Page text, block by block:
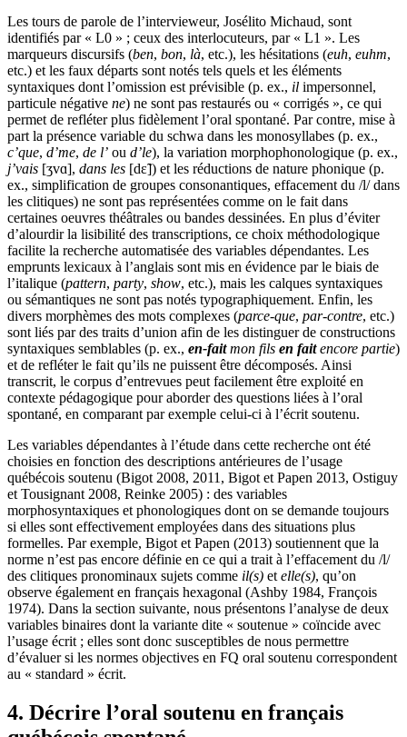
Les tours de parole de l’intervieweur, Josélito Michaud, sont
identifiés par « L0 » ; ceux des interlocuteurs, par « L1 ». Les
marqueurs discursifs (ben, bon, là, etc.), les hésitations (euh, euhm,
etc.) et les faux départs sont notés tels quels et les éléments
syntaxiques dont l’omission est prévisible (p. ex., il impersonnel,
particule négative ne) ne sont pas restaurés ou « corrigés », ce qui
permet de refléter plus fidèlement l’oral spontané. Par contre, mise à
part la présence variable du schwa dans les monosyllabes (p. ex.,
c’que, d’me, de l’ ou d’le), la variation morphophonologique (p. ex.,
j’vais [ʒvɑ], dans les [dɛ̃]) et les réductions de nature phonique (p.
ex., simplification de groupes consonantiques, effacement du /l/ dans
les clitiques) ne sont pas représentées comme on le fait dans
certaines oeuvres théâtrales ou bandes dessinées. En plus d’éviter
d’alourdir la lisibilité des transcriptions, ce choix méthodologique
facilite la recherche automatisée des variables dépendantes. Les
emprunts lexicaux à l’anglais sont mis en évidence par le biais de
l’italique (pattern, party, show, etc.), mais les calques syntaxiques
ou sémantiques ne sont pas notés typographiquement. Enfin, les
divers morphèmes des mots complexes (parce-que, par-contre, etc.)
sont liés par des traits d’union afin de les distinguer de constructions
syntaxiques semblables (p. ex., en-faitmon fils en faitencore partie)
et de refléter le fait qu’ils ne puissent être décomposés. Ainsi
transcrit, le corpus d’entrevues peut facilement être exploité en
contexte pédagogique pour aborder des questions liées à l’oral
spontané, en comparant par exemple celui-ci à l’écrit soutenu.
Les variables dépendantes à l’étude dans cette recherche ont été
choisies en fonction des descriptions antérieures de l’usage
québécois soutenu (Bigot 2008, 2011, Bigot et Papen 2013, Ostiguy
et Tousignant 2008, Reinke 2005) : des variables
morphosyntaxiques et phonologiques dont on se demande toujours
si elles sont effectivement employées dans des situations plus
formelles. Par exemple, Bigot et Papen (2013) soutiennent que la
norme n’est pas encore définie en ce qui a trait à l’effacement du /l/
des clitiques pronominaux sujets comme il(s) et elle(s), qu’on
observe également en français hexagonal (Ashby 1984, François
1974). Dans la section suivante, nous présentons l’analyse de deux
variables binaires dont la variante dite « soutenue » coïncide avec
l’usage écrit ; elles sont donc susceptibles de nous permettre
d’évaluer si les normes objectives en FQ oral soutenu correspondent
au « standard » écrit.
4. Décrire l’oral soutenu en français